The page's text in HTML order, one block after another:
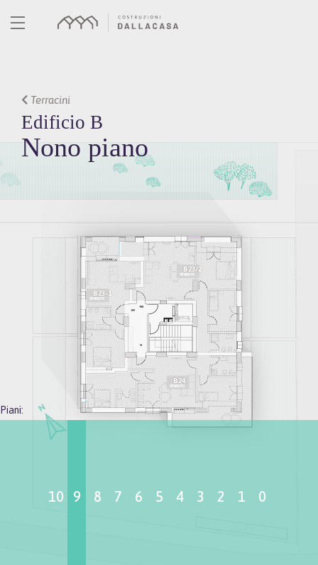
VENDUTO
B23-1
VENDUTO
B23/2
VENDUTO
B24
Terracini
Edificio B
Nono piano
Piani:
10 9 8 7 6 5 4 3 2 1 0